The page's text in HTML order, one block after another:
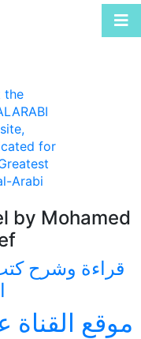
the
for
Arabi
by Mohamed
قراءة وشرح
موقع القناة